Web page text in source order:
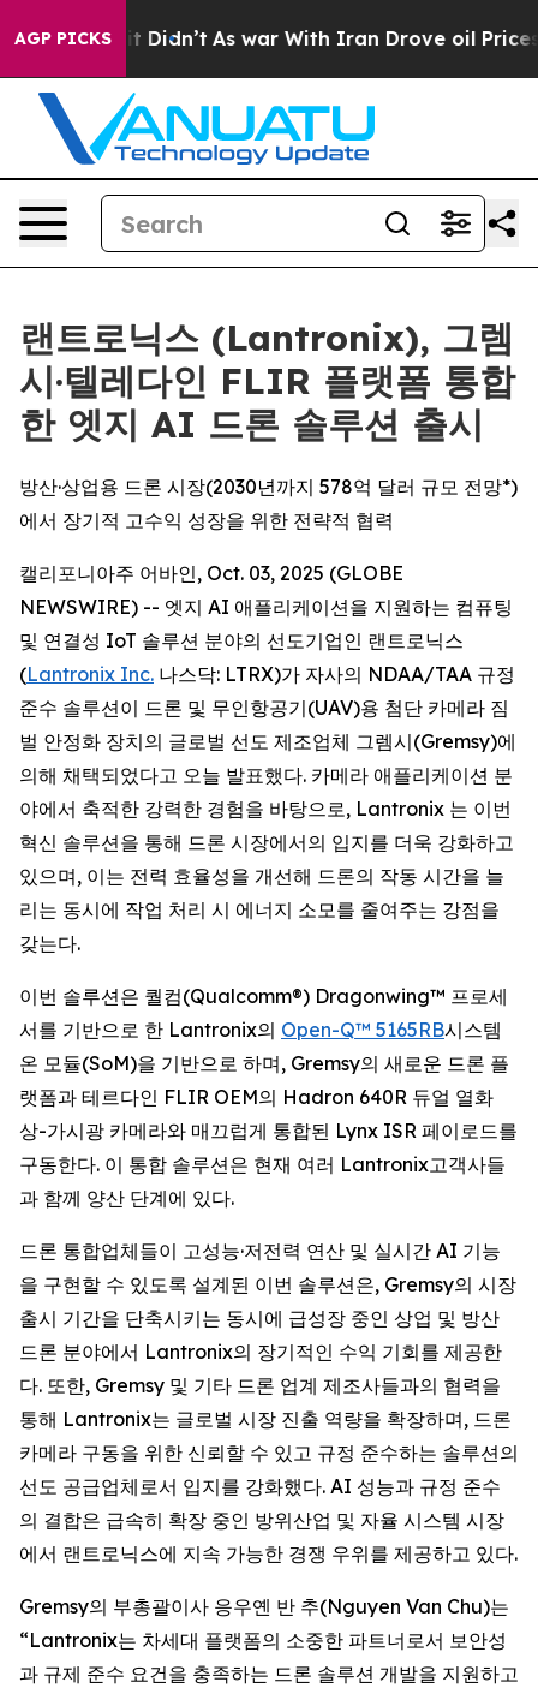
AGP PICKS
it Didn’t As war With Iran Drove oil Prices
랜트로닉스 (Lantronix), 그렘
시·텔레다인 FLIR 플랫폼 통합
한 엣지 AI 드론 솔루션 출시
방산·상업용 드론 시장(2030년까지 578억 달러 규모 전망*)
에서 장기적 고수익 성장을 위한 전략적 협력
캘리포니아주 어바인, Oct. 03, 2025 (GLOBE
NEWSWIRE) -- 엣지 AI 애플리케이션을 지원하는 컴퓨팅
및 연결성 IoT 솔루션 분야의 선도기업인 랜트로닉스
(Lantronix Inc. 나스닥: LTRX)가 자사의 NDAA/TAA 규정
준수 솔루션이 드론 및 무인항공기(UAV)용 첨단 카메라 짐
벌 안정화 장치의 글로벌 선도 제조업체 그렘시(Gremsy)에
의해 채택되었다고 오늘 발표했다. 카메라 애플리케이션 분
야에서 축적한 강력한 경험을 바탕으로, Lantronix 는 이번
혁신 솔루션을 통해 드론 시장에서의 입지를 더욱 강화하고
있으며, 이는 전력 효율성을 개선해 드론의 작동 시간을 늘
리는 동시에 작업 처리 시 에너지 소모를 줄여주는 강점을
갖는다.
이번 솔루션은 퀄컴(Qualcomm®) Dragonwing™ 프로세
서를 기반으로 한 Lantronix의 Open-Q™ 5165RB시스템
온 모듈(SoM)을 기반으로 하며, Gremsy의 새로운 드론 플
랫폼과 테르다인 FLIR OEM의 Hadron 640R 듀얼 열화
상-가시광 카메라와 매끄럽게 통합된 Lynx ISR 페이로드를
구동한다. 이 통합 솔루션은 현재 여러 Lantronix고객사들
과 함께 양산 단계에 있다.
드론 통합업체들이 고성능·저전력 연산 및 실시간 AI 기능
을 구현할 수 있도록 설계된 이번 솔루션은, Gremsy의 시장
출시 기간을 단축시키는 동시에 급성장 중인 상업 및 방산
드론 분야에서 Lantronix의 장기적인 수익 기회를 제공한
다. 또한, Gremsy 및 기타 드론 업계 제조사들과의 협력을
통해 Lantronix는 글로벌 시장 진출 역량을 확장하며, 드론
카메라 구동을 위한 신뢰할 수 있고 규정 준수하는 솔루션의
선도 공급업체로서 입지를 강화했다. AI 성능과 규정 준수
의 결합은 급속히 확장 중인 방위산업 및 자율 시스템 시장
에서 랜트로닉스에 지속 가능한 경쟁 우위를 제공하고 있다.
Gremsy의 부총괄이사 응우옌 반 추(Nguyen Van Chu)는
“Lantronix는 차세대 플랫폼의 소중한 파트너로서 보안성
과 규제 준수 요건을 충족하는 드론 솔루션 개발을 지원하고